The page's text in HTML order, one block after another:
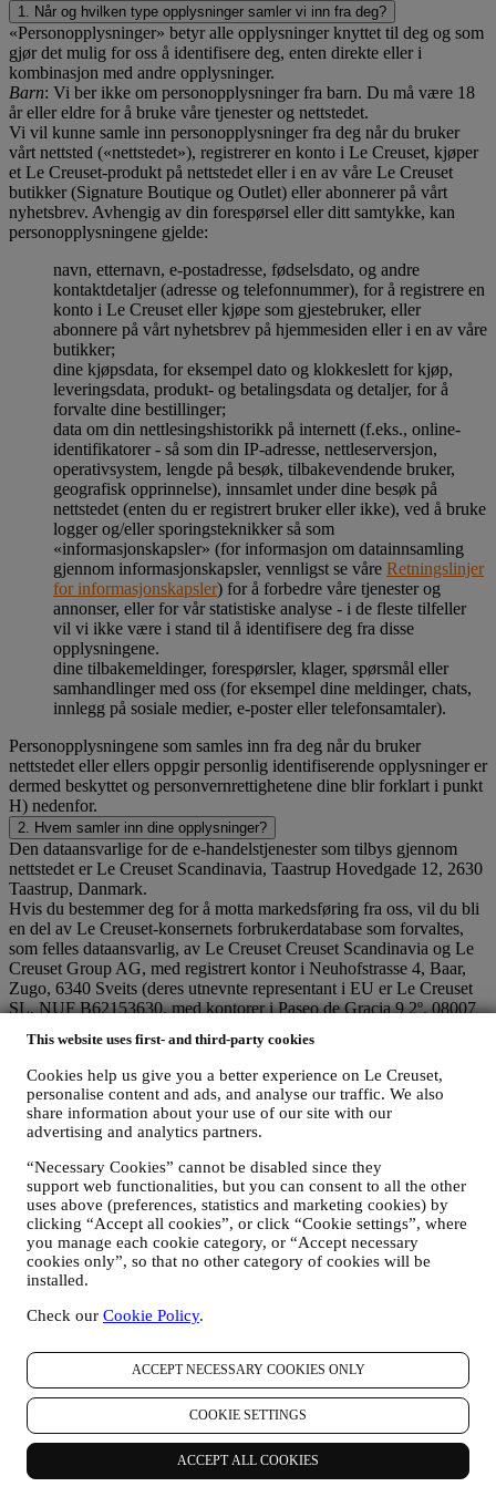
This website uses first- and third-party cookies
Cookies help us give you a better experience on Le Creuset,
personalise content and ads, and analyse our traffic. We also
share information about your use of our site with our
advertising and analytics partners.
“Necessary Cookies” cannot be disabled since they
support web functionalities, but you can consent to all the other
uses above (preferences, statistics and marketing cookies) by
clicking “Accept all cookies”, or click “Cookie settings”, where
you manage each cookie category, or “Accept necessary
cookies only”, so that no other category of cookies will be
installed.
Check our Cookie Policy.
ACCEPT NECESSARY COOKIES ONLY
COOKIE SETTINGS
ACCEPT ALL COOKIES
1. Når og hvilken type opplysninger samler vi inn fra deg?
«Personopplysninger» betyr alle opplysninger knyttet til deg og som
gjør det mulig for oss å identifisere deg, enten direkte eller i
kombinasjon med andre opplysninger.
Barn: Vi ber ikke om personopplysninger fra barn. Du må være 18
år eller eldre for å bruke våre tjenester og nettstedet.
Vi vil kunne samle inn personopplysninger fra deg når du bruker
vårt nettsted («nettstedet»), registrerer en konto i Le Creuset, kjøper
et Le Creuset-produkt på nettstedet eller i en av våre Le Creuset
butikker (Signature Boutique og Outlet) eller abonnerer på vårt
nyhetsbrev. Avhengig av din forespørsel eller ditt samtykke, kan
personopplysningene gjelde:
navn, etternavn, e-postadresse, fødselsdato, og andre
kontaktdetaljer (adresse og telefonnummer), for å registrere en
konto i Le Creuset eller kjøpe som gjestebruker, eller
abonnere på vårt nyhetsbrev på hjemmesiden eller i en av våre
butikker;
dine kjøpsdata, for eksempel dato og klokkeslett for kjøp,
leveringsdata, produkt- og betalingsdata og detaljer, for å
forvalte dine bestillinger;
data om din nettlesingshistorikk på internett (f.eks., online-
identifikatorer - så som din IP-adresse, nettleserversjon,
operativsystem, lengde på besøk, tilbakevendende bruker,
geografisk opprinnelse), innsamlet under dine besøk på
nettstedet (enten du er registrert bruker eller ikke), ved å bruke
logger og/eller sporingsteknikker så som
«informasjonskapsler» (for informasjon om datainnsamling
gjennom informasjonskapsler, vennligst se våre Retningslinjer
for informasjonskapsler) for å forbedre våre tjenester og
annonser, eller for vår statistiske analyse - i de fleste tilfeller
vil vi ikke være i stand til å identifisere deg fra disse
opplysningene.
dine tilbakemeldinger, forespørsler, klager, spørsmål eller
samhandlinger med oss (for eksempel dine meldinger, chats,
innlegg på sosiale medier, e-poster eller telefonsamtaler).
Personopplysningene som samles inn fra deg når du bruker
nettstedet eller ellers oppgir personlig identifiserende opplysninger er
dermed beskyttet og personvernrettighetene dine blir forklart i punkt
H) nedenfor.
2. Hvem samler inn dine opplysninger?
Den dataansvarlige for de e-handelstjenester som tilbys gjennom
nettstedet er Le Creuset Scandinavia, Taastrup Hovedgade 12, 2630
Taastrup, Danmark.
Hvis du bestemmer deg for å motta markedsføring fra oss, vil du bli
en del av Le Creuset-konsernets forbrukerdatabase som forvaltes,
som felles dataansvarlig, av Le Creuset Creuset Scandinavia og Le
Creuset Group AG, med registrert kontor i Neuhofstrasse 4, Baar,
Zugo, 6340 Sveits (deres utnevnte representant i EU er Le Creuset
SL, NUF B62153630, med kontorer i Paseo de Gracia 9 2º, 08007
behandlingsansvar, som hovedsakelig innebærer at (a) Le Creuset
Group AG er ansvarlig for den generelle markedsføringsstrategi og
personlig kundeopplevelse; (b) lokale Le Creuset-enheter drar nytte
av og implementerer den nevnte strategien, samt utvikler egne
markedsføringskommunikasjoner og -initiativ på lokalt nivå
er pålagt å håndtere forespørsler om den registrertes rettigheter.
3. Hvorfor samler vi inn disse opplysningene?
Vi vil kunne behandle dine data for følgende formål:
FOR VÅRE JURIDISKE FORPLIKTELSER
Det kan være at vi må behandle enkelte data om deg for å
oppfylle våre juridiske forpliktelser og andre forpliktelser som
oppstår på grunnlag av instruksjoner som mottas fra
myndighetene.
FOR Å OPPRETTE EN KONTO I LE CREUSET
Vi vil bruke dine data for å opprette en konto i Le Creuset
som vil gi deg tilgang til en rekke fordeler tilegnet registrerte
brukere, for bedre å nyte våre tjenester, så som raskere
bestillinger. Denne behandlingsaktiviteten er basert på den
kontraktsmessige utførelse av denne tjenesten.